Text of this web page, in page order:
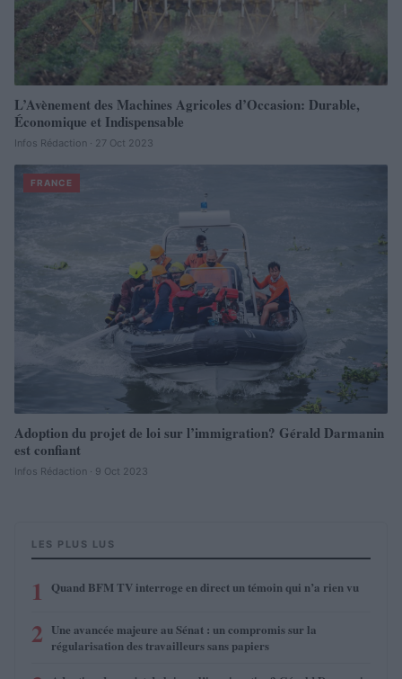
L’Avènement des Machines Agricoles d’Occasion: Durable,
Économique et Indispensable
Infos Rédaction · 27 Oct 2023
FRANCE
Adoption du projet de loi sur l’immigration? Gérald Darmanin
est confiant
Infos Rédaction · 9 Oct 2023
LES PLUS LUS
1 Quand BFM TV interroge en direct un témoin qui n’a rien vu
2 Une avancée majeure au Sénat : un compromis sur la
régularisation des travailleurs sans papiers